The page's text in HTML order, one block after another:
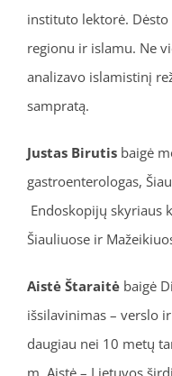
instituto lektorė.
regionu ir islamu. Ne
analizavo islamistinį
sampratą.
Justas Birutis baigė
gastroenterologas,
Endoskopijų skyriaus
Šiauliuose ir
Aistė Štaraitėbaigė
išsilavinimas – verslo
daugiau nei 10 metų
m. Aistė – Lietuvos